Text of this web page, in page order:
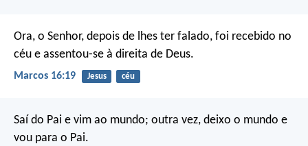
Ora, o Senhor, depois de lhes ter falado, foi recebido no
céu e assentou-se à direita de Deus.
Marcos 16:19 Jesus céu
Saí do Pai e vim ao mundo; outra vez, deixo o mundo e
vou para o Pai.